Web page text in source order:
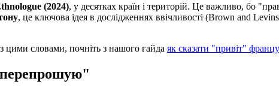
(2024), у десятках країн і територій. Це важливо, бо
, це ключова ідея в дослідженнях ввічливості (Brown and
цими словами, почніть з нашого гайда як сказати "привіт"